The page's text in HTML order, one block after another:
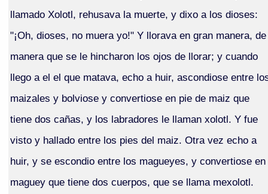
llamado Xolotl, rehusava la muerte, y dixo a los dioses:
"¡Oh, dioses, no muera yo!" Y llorava en gran manera, de
manera que se le hincharon los ojos de llorar; y cuando
llego a el el que matava, echo a huir, ascondiose entre
maizales y bolviose y convertiose en pie de maiz que
tiene dos cañas, y los labradores le llaman xolotl. Y fue
visto y hallado entre los pies del maiz. Otra vez echo a
huir, y se escondio entre los magueyes, y convertiose en
maguey que tiene dos cuerpos, que se llama mexolotl.